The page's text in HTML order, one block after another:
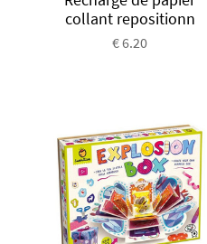
collant repositionn
€ 6.20